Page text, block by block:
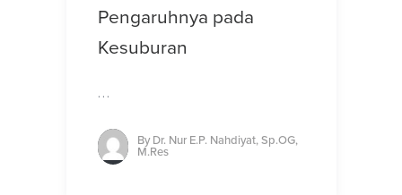
Pengaruhnya pada
Kesuburan
…
ByDr. Nur E.P. Nahdiyat, Sp.OG,
M.Res